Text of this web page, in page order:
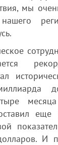
мы
И